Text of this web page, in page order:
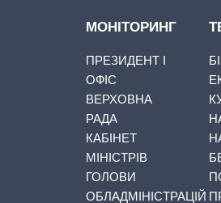
МОНІТОРИНГ
ПРЕЗИДЕНТ І
ОФІС
ВЕРХОВНА
РАДА
КАБІНЕТ
МІНІСТРІВ
ГОЛОВИ
ОБЛАДМІНІСТРАЦІЙ